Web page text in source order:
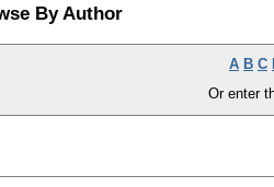
By Author
A B C
Or enter